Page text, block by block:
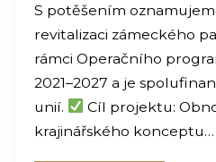
S potěšením
revitalizaci zámeckého
rámci Operačního
2021–2027 a je
unií.
Cíl projektu:
krajinářského konceptu…